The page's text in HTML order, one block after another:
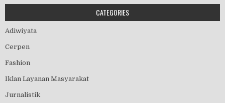
CATEGORIES
Adiwiyata
Cerpen
Fashion
Iklan Layanan Masyarakat
Jurnalistik